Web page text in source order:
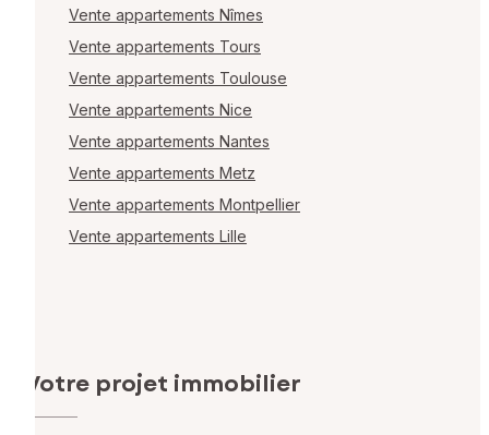
Vente appartements Nîmes
Vente appartements Tours
Vente appartements Toulouse
Vente appartements Nice
Vente appartements Nantes
Vente appartements Metz
Vente appartements Montpellier
Vente appartements Lille
Votre projet immobilier